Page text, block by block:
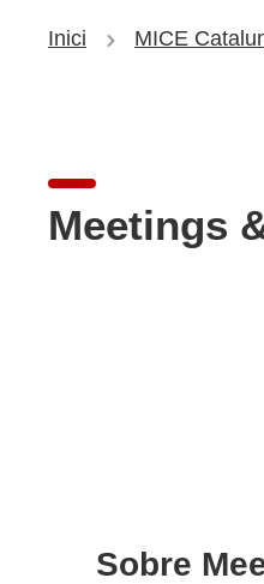
Inici MICE
Meetings
Sobre